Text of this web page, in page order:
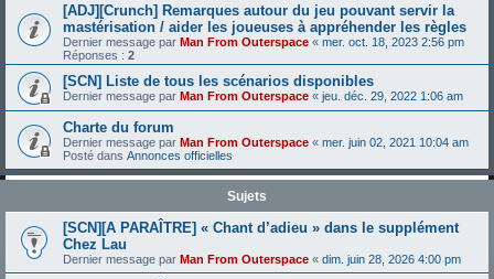
[ADJ][Crunch] Remarques autour du jeu pouvant servir la
mastérisation / aider les joueuses à appréhender les règles
Dernier message par Man From Outerspace « mer. oct. 18, 2023 2:56 pm
Réponses : 2
[SCN] Liste de tous les scénarios disponibles
Dernier message par Man From Outerspace « jeu. déc. 29, 2022 1:06 am
Charte du forum
Dernier message par Man From Outerspace « mer. juin 02, 2021 10:04 am
Posté dans Annonces officielles
Sujets
[SCN][A PARAÎTRE] « Chant d’adieu » dans le supplément
Chez Lau
Dernier message par Man From Outerspace « dim. juin 28, 2026 4:00 pm